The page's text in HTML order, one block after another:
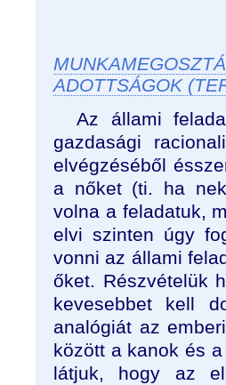
ADOTTSÁGOK
Az állami
gazdasági
elvégzéséből
a nőket (ti. ha
volna a feladatuk,
elvi szinten úgy
vonni az állami
őket. Részvételük
kevesebbet kell
analógiát az
között a kanok és
látjuk, hogy az